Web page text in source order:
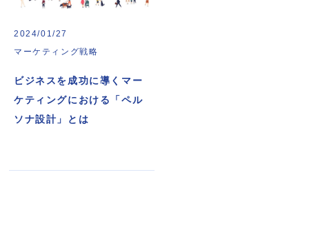
2024/01/27
マーケティング戦略
ビジネスを成功に導くマー
ケティングにおける「ペル
ソナ設計」とは